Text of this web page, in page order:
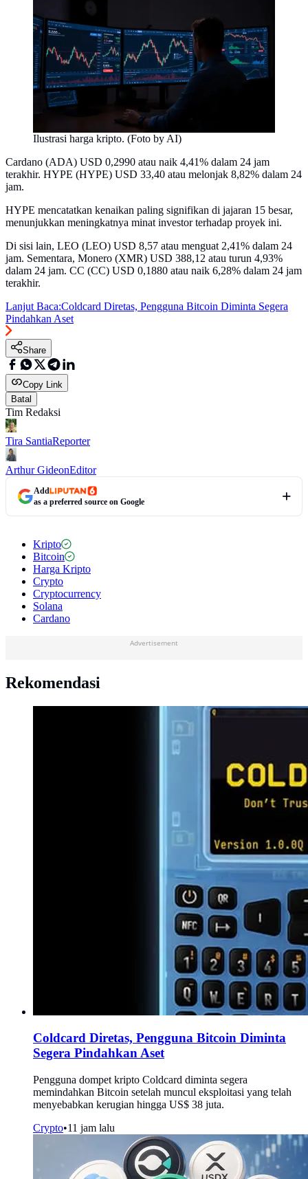
Ilustrasi harga kripto. (Foto by AI)
Cardano (ADA) USD 0,2990 atau naik 4,41% dalam 24 jam
terakhir. HYPE (HYPE) USD 33,40 atau melonjak 8,82% dalam 24
jam.
HYPE mencatatkan kenaikan paling signifikan di jajaran 15 besar,
menunjukkan meningkatnya minat investor terhadap proyek ini.
Di sisi lain, LEO (LEO) USD 8,57 atau menguat 2,41% dalam 24
jam. Sementara, Monero (XMR) USD 388,12 atau turun 4,93%
dalam 24 jam. CC (CC) USD 0,1880 atau naik 6,28% dalam 24 jam
terakhir.
Lanjut Baca:Coldcard Diretas, Pengguna Bitcoin Diminta Segera
Pindahkan Aset
Share
Copy Link
Batal
Tim Redaksi
Tira SantiaReporter
Arthur GideonEditor
Add
as a preferred source on Google
Kripto
Bitcoin
Harga Kripto
Crypto
Cryptocurrency
Solana
Cardano
Advertisement
Rekomendasi
Coldcard Diretas, Pengguna Bitcoin Diminta
Segera Pindahkan Aset
Pengguna dompet kripto Coldcard diminta segera
memindahkan Bitcoin setelah muncul eksploitasi yang telah
menyebabkan kerugian hingga US$ 38 juta.
Crypto•11 jam lalu